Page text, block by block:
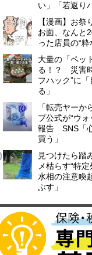
い」「若返り
【漫画】お
お面、なんと
った店員の“粋
大量の「ペッ
る！？ 災害
フハック”に
る」
「転売ヤーか
プ公式が“ウ
報告 SNS「
買う」
見つけたら踏
メ枯らす“特
水相の注意喚
ぶす」